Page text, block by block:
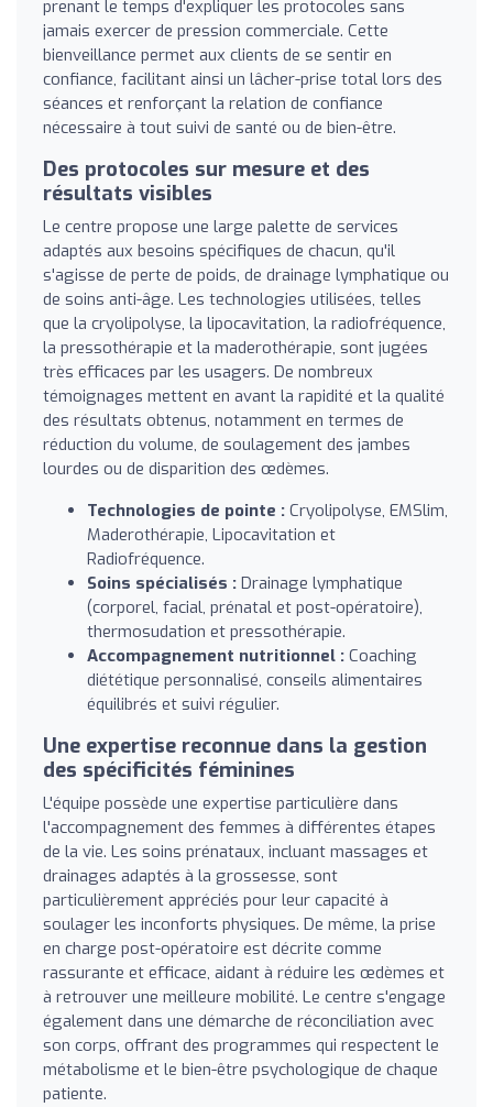
prenant le temps d'expliquer les protocoles sans
jamais exercer de pression commerciale. Cette
bienveillance permet aux clients de se sentir en
confiance, facilitant ainsi un lâcher-prise total lors des
séances et renforçant la relation de confiance
nécessaire à tout suivi de santé ou de bien-être.
Des protocoles sur mesure et des
résultats visibles
Le centre propose une large palette de services
adaptés aux besoins spécifiques de chacun, qu'il
s'agisse de perte de poids, de drainage lymphatique ou
de soins anti-âge. Les technologies utilisées, telles
que la cryolipolyse, la lipocavitation, la radiofréquence,
la pressothérapie et la maderothérapie, sont jugées
très efficaces par les usagers. De nombreux
témoignages mettent en avant la rapidité et la qualité
des résultats obtenus, notamment en termes de
réduction du volume, de soulagement des jambes
lourdes ou de disparition des œdèmes.
Technologies de pointe : Cryolipolyse, EMSlim,
Maderothérapie, Lipocavitation et
Radiofréquence.
Soins spécialisés : Drainage lymphatique
(corporel, facial, prénatal et post-opératoire),
thermosudation et pressothérapie.
Accompagnement nutritionnel : Coaching
diététique personnalisé, conseils alimentaires
équilibrés et suivi régulier.
Une expertise reconnue dans la gestion
des spécificités féminines
L'équipe possède une expertise particulière dans
l'accompagnement des femmes à différentes étapes
de la vie. Les soins prénataux, incluant massages et
drainages adaptés à la grossesse, sont
particulièrement appréciés pour leur capacité à
soulager les inconforts physiques. De même, la prise
en charge post-opératoire est décrite comme
rassurante et efficace, aidant à réduire les œdèmes et
à retrouver une meilleure mobilité. Le centre s'engage
également dans une démarche de réconciliation avec
son corps, offrant des programmes qui respectent le
métabolisme et le bien-être psychologique de chaque
patiente.